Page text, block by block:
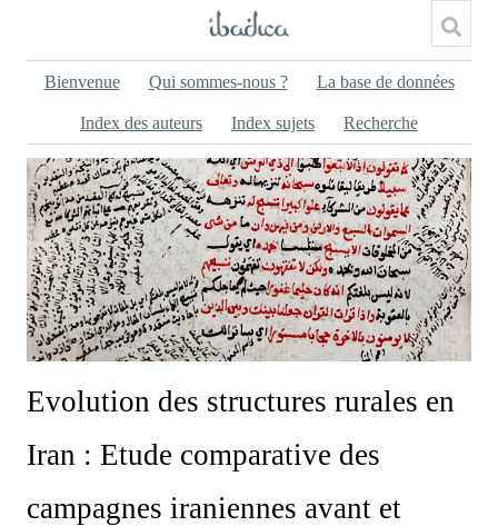
Bienvenue Qui sommes-nous ? La base de données
Index des auteurs Index sujets Recherche
Evolution des structures rurales en
Iran : Etude comparative des
campagnes iraniennes avant et